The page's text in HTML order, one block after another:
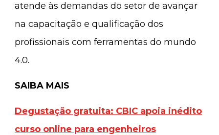
atende às demandas do setor de avançar
na capacitação e qualificação dos
profissionais com ferramentas do mundo
4.0.
SAIBA MAIS
Degustação gratuita: CBIC apoia inédito
curso online para engenheiros